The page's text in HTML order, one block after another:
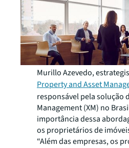
Murillo Azevedo,
Property and Asset
responsável pela solução
Management (XM) no
importância dessa
os proprietários de
“Além das empresas, os